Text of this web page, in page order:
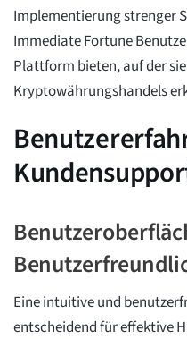
Implementierung strenger
Immediate Fortune
Plattform bieten, auf der
Kryptowährungshandels
Eine intuitive und
entscheidend für effektive